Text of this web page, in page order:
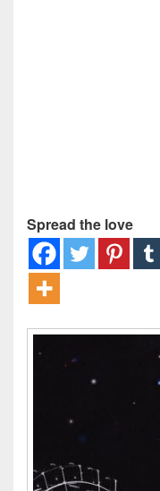
Spread the love